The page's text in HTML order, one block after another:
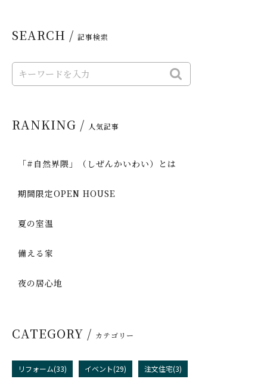
SEARCH / 記事検索
RANKING / 人気記事
「#自然界隈」（しぜんかいわい）とは
期間限定OPEN HOUSE
夏の室温
備える家
夜の居心地
CATEGORY / カテゴリー
リフォーム(33) イベント(29) 注文住宅(3)